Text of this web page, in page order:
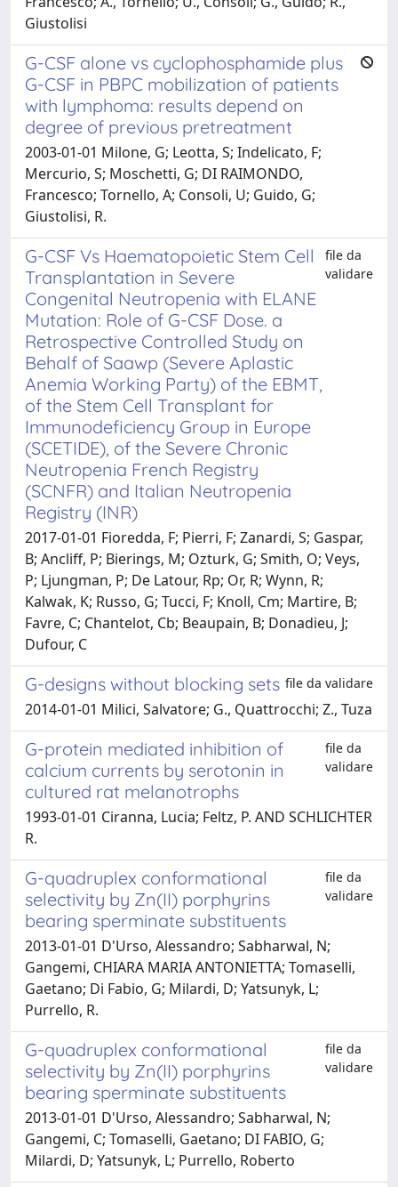
Giustolisi
G-CSF alone vs cyclophosphamide plus
G-CSF in PBPC mobilization of patients
with lymphoma: results depend on
degree of previous pretreatment
2003-01-01 Milone, G; Leotta, S; Indelicato, F;
Mercurio, S; Moschetti, G; DI RAIMONDO,
Francesco; Tornello, A; Consoli, U; Guido, G;
Giustolisi, R.
G-CSF Vs Haematopoietic Stem Cell
Transplantation in Severe
Congenital Neutropenia with ELANE
Mutation: Role of G-CSF Dose. a
Retrospective Controlled Study on
Behalf of Saawp (Severe Aplastic
Anemia Working Party) of the EBMT,
of the Stem Cell Transplant for
Immunodeficiency Group in Europe
(SCETIDE), of the Severe Chronic
Neutropenia French Registry
(SCNFR) and Italian Neutropenia
Registry (INR)
file da
validare
2017-01-01 Fioredda, F; Pierri, F; Zanardi, S; Gaspar,
B; Ancliff, P; Bierings, M; Ozturk, G; Smith, O; Veys,
P; Ljungman, P; De Latour, Rp; Or, R; Wynn, R;
Kalwak, K; Russo, G; Tucci, F; Knoll, Cm; Martire, B;
Favre, C; Chantelot, Cb; Beaupain, B; Donadieu, J;
Dufour, C
G-designs without blocking sets file da validare
2014-01-01 Milici, Salvatore; G., Quattrocchi; Z., Tuza
G-protein mediated inhibition of
calcium currents by serotonin in
cultured rat melanotrophs
file da
validare
1993-01-01 Ciranna, Lucia; Feltz, P. AND SCHLICHTER
R.
G-quadruplex conformational
selectivity by Zn(II) porphyrins
bearing sperminate substituents
file da
validare
2013-01-01 D'Urso, Alessandro; Sabharwal, N;
Gangemi, CHIARA MARIA ANTONIETTA; Tomaselli,
Gaetano; Di Fabio, G; Milardi, D; Yatsunyk, L;
Purrello, R.
G-quadruplex conformational
selectivity by Zn(II) porphyrins
bearing sperminate substituents
file da
validare
2013-01-01 D'Urso, Alessandro; Sabharwal, N;
Gangemi, C; Tomaselli, Gaetano; DI FABIO, G;
Milardi, D; Yatsunyk, L; Purrello, Roberto